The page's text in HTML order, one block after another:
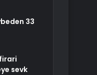
33
sevk